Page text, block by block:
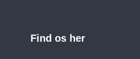
Find os her